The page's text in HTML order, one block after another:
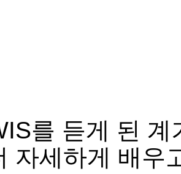
를 듣게 된
자세하게 배우